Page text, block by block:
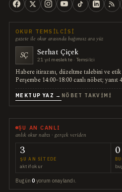
OKUR TEMSILCISI
gazete ile okur arasında bağımsız ara yüz
SÇ Serhat Çiçek
21 yıl meslekte · Temsilci
Habere itirazını, düzeltme talebini ve
Perşembe 14:00–18:00 canlı nöbet; yanıt
MEKTUP YAZ → NÖBET TAKVIMI
ŞU AN CANLI
anlık okur nabzı · gerçek veriden
3
ŞU AN SITEDE
aktif okur
0
Bugün0 yorum onaylandı.